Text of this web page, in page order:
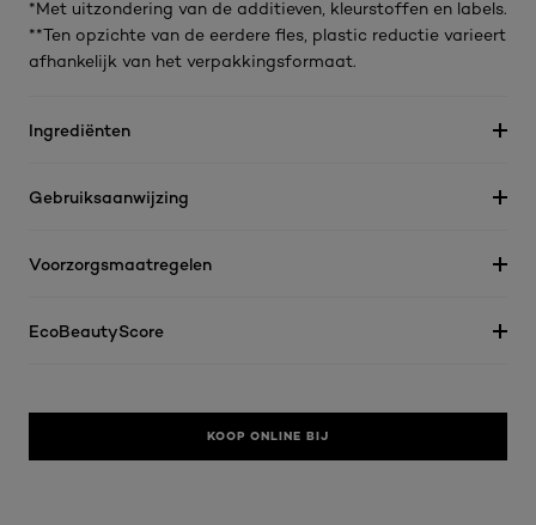
*Met uitzondering van de additieven, kleurstoffen en labels.
**Ten opzichte van de eerdere fles, plastic reductie varieert
afhankelijk van het verpakkingsformaat.
Ingrediënten
Gebruiksaanwijzing
Voorzorgsmaatregelen
EcoBeautyScore
KOOP ONLINE BIJ